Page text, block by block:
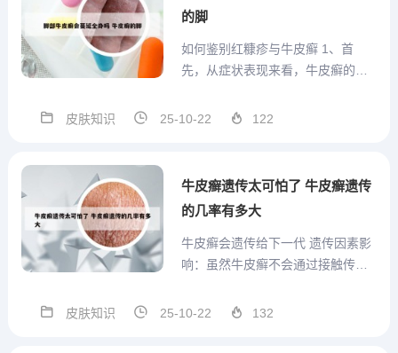
的脚
如何鉴别红糠疹与牛皮癣 1、首
先，从症状表现来看，牛皮癣的典
色鳞屑的红色斑块，这些斑块可能
相比之下，玫瑰糠疹的皮损表现为
现...
皮肤知识 25-10-22 122
牛皮癣遗传太可怕了 牛皮癣遗传
的几率有多大
牛皮癣会遗传给下一代 遗传因素影
响：虽然牛皮癣不会通过接触传
素。如果家族中有牛皮癣患者，那
皮肤知识 25-10-22 132